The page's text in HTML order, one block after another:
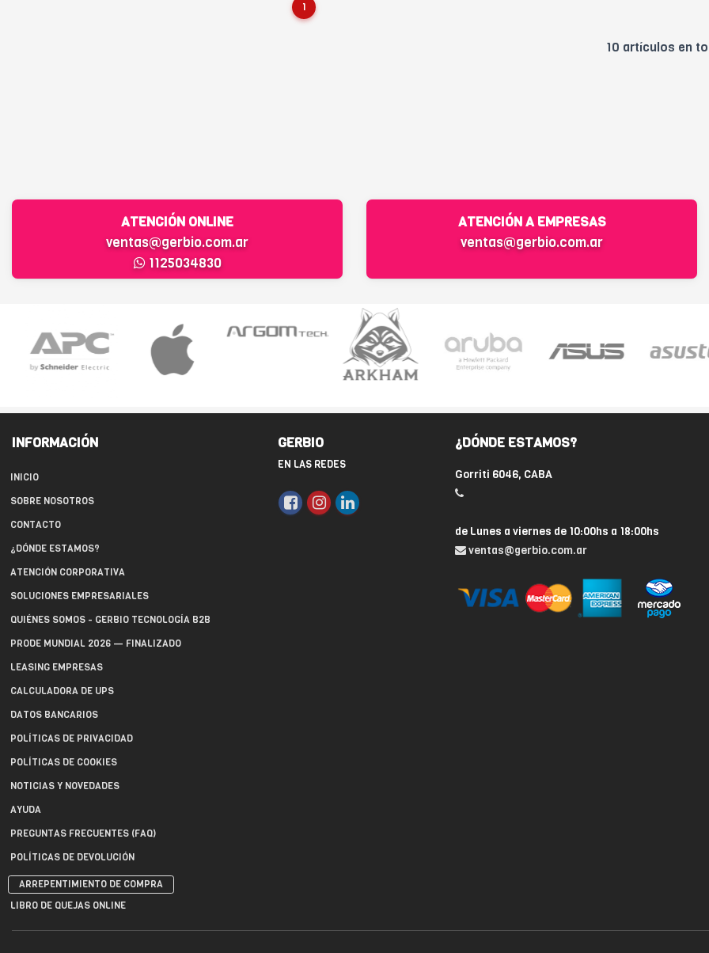
1
10 artículos en
ATENCIÓN ONLINE
ventas@gerbio.com.ar
1125034830
ATENCIÓN A EMPRESAS
ventas@gerbio.com.ar
INFORMACIÓN
INICIO
SOBRE NOSOTROS
CONTACTO
¿DÓNDE ESTAMOS?
ATENCIÓN CORPORATIVA
SOLUCIONES EMPRESARIALES
QUIÉNES SOMOS - GERBIO TECNOLOGÍA B2B
PRODE MUNDIAL 2026 — FINALIZADO
LEASING EMPRESAS
CALCULADORA DE UPS
DATOS BANCARIOS
POLÍTICAS DE PRIVACIDAD
POLÍTICAS DE COOKIES
NOTICIAS Y NOVEDADES
AYUDA
PREGUNTAS FRECUENTES (FAQ)
POLÍTICAS DE DEVOLUCIÓN
ARREPENTIMIENTO DE COMPRA
LIBRO DE QUEJAS ONLINE
GERBIO
EN LAS REDES
¿DÓNDE ESTAMOS?
Gorriti 6046, CABA
de Lunes a viernes de 10:00hs a 18:00hs
ventas@gerbio.com.ar